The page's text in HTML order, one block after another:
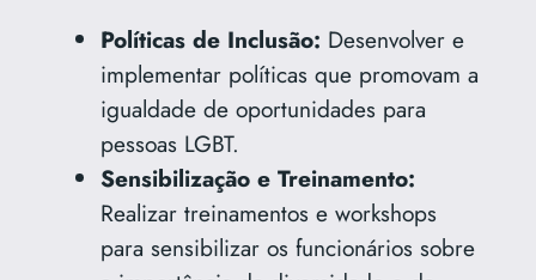
Políticas de Inclusão: Desenvolver e
implementar políticas que promovam a
igualdade de oportunidades para
pessoas LGBT.
Sensibilização e Treinamento:
Realizar treinamentos e workshops
para sensibilizar os funcionários sobre